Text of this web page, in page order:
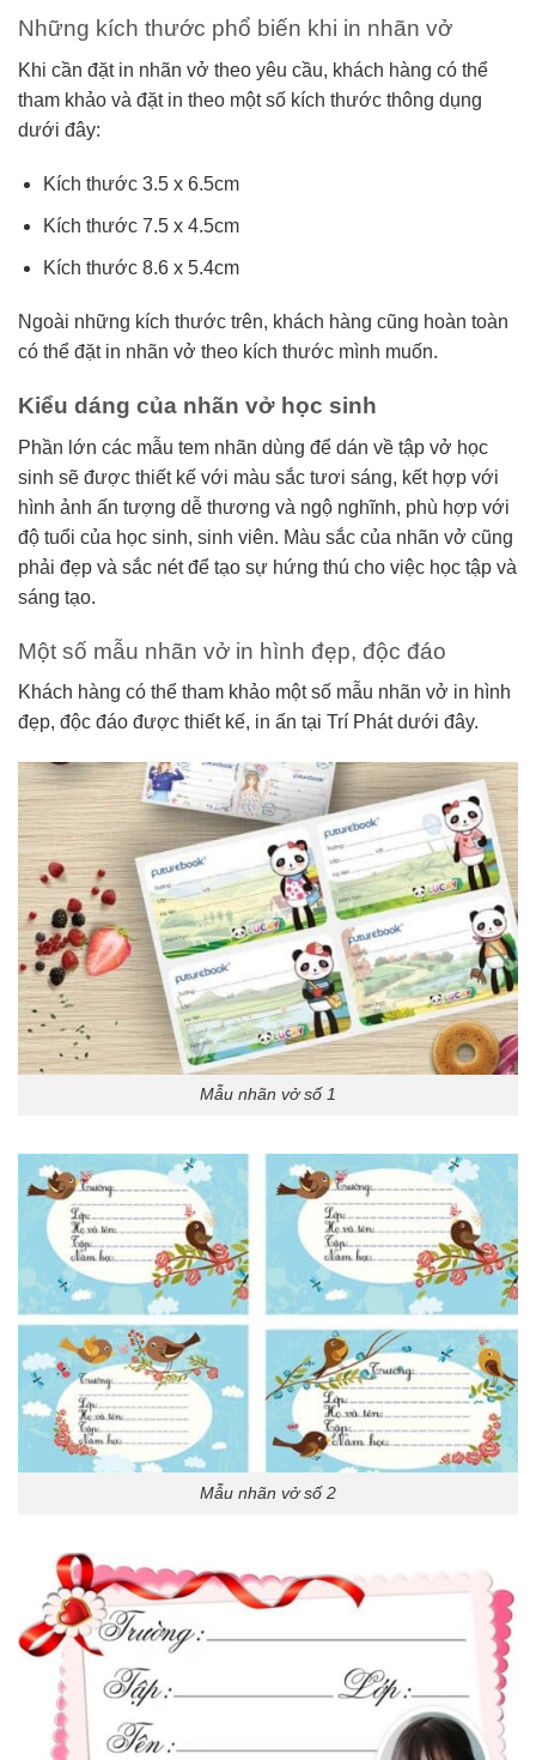
Những kích thước phổ biến khi in nhãn vở
Khi cần đặt in nhãn vở theo yêu cầu, khách hàng có thể
tham khảo và đặt in theo một số kích thước thông dụng
dưới đây:
Kích thước 3.5 x 6.5cm
Kích thước 7.5 x 4.5cm
Kích thước 8.6 x 5.4cm
Ngoài những kích thước trên, khách hàng cũng hoàn toàn
có thể đặt in nhãn vở theo kích thước mình muốn.
Kiểu dáng của nhãn vở học sinh
Phần lớn các mẫu tem nhãn dùng để dán về tập vở học
sinh sẽ được thiết kế với màu sắc tươi sáng, kết hợp với
hình ảnh ấn tượng dễ thương và ngộ nghĩnh, phù hợp với
độ tuổi của học sinh, sinh viên. Màu sắc của nhãn vở cũng
phải đẹp và sắc nét để tạo sự hứng thú cho việc học tập và
sáng tạo.
Một số mẫu nhãn vở in hình đẹp, độc đáo
Khách hàng có thể tham khảo một số mẫu nhãn vở in hình
đẹp, độc đáo được thiết kế, in ấn tại Trí Phát dưới đây.
Mẫu nhãn vở số 1
Mẫu nhãn vở số 2